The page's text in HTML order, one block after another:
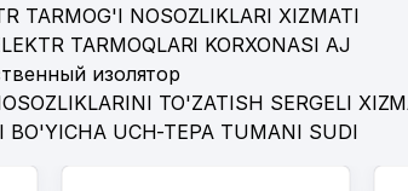
TARMOG'I NOSOZLIKLARI XIZMATI
TARMOQLARI KORXONASI AJ
изолятор
TO'ZATISH SERGELI
BO'YICHA UCH-TEPA TUMANI SUDI